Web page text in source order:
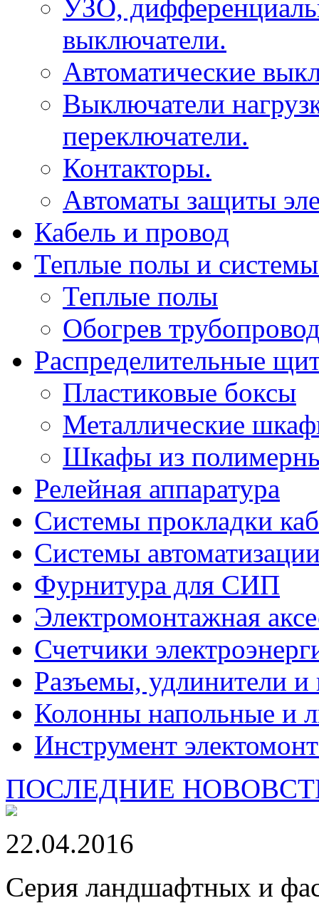
УЗО,
выключатели.
Автоматические
Выключатели
переключатели.
Контакторы.
Автоматы защиты
Кабель и провод
Теплые полы и системы
Теплые полы
Обогрев
Распределительные
Пластиковые боксы
Металлические
Шкафы из
Релейная аппаратура
Системы прокладки
Системы
Фурнитура для СИП
Электромонтажная
Счетчики
Разъемы, удлинители и
Колонны напольные и
Инструмент
ПОСЛЕДНИЕ
22.04.2016
Серия ландшафтных и